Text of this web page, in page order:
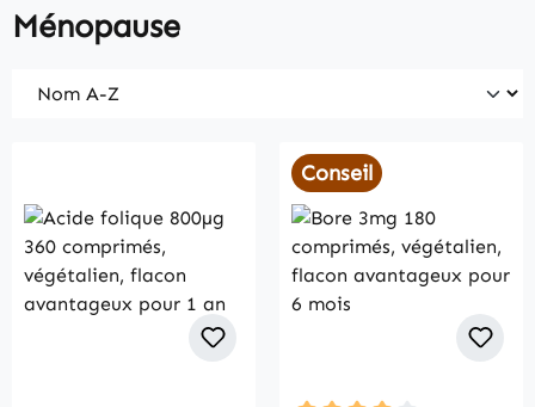
Ménopause
Conseil